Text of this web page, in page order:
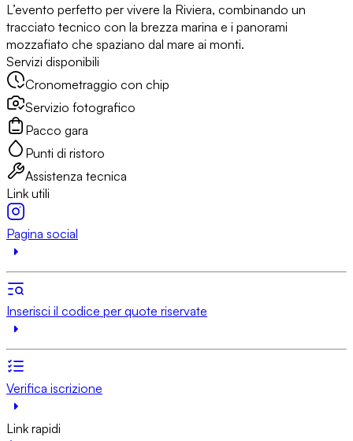
L’evento perfetto per vivere la Riviera, combinando un
tracciato tecnico con la brezza marina e i panorami
mozzafiato che spaziano dal mare ai monti.
Servizi disponibili
Cronometraggio con chip
Servizio fotografico
Pacco gara
Punti di ristoro
Assistenza tecnica
Link utili
Pagina social
Inserisci il codice per quote riservate
Verifica iscrizione
Link rapidi